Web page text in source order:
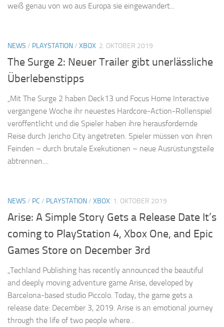
weiß genau von wo aus Europa sie eingewandert...
NEWS / PLAYSTATION/ XBOX 2. OKTOBER 2019
The Surge 2: Neuer Trailer gibt unerlässliche
Überlebenstipps
„Mit The Surge 2 haben Deck13 und Focus Home Interactive
vergangene Woche ihr neuestes Hardcore-Action-Rollenspiel
veröffentlicht und die Spieler haben ihre herausfordernde
Reise durch Jericho City angetreten. Spieler müssen von ihren
Feinden – durch brutale Exekutionen – neue Ausrüstungsteile
abtrennen....
NEWS / PC / PLAYSTATION/ XBOX 1. OKTOBER 2019
Arise: A Simple Story Gets a Release Date It’s
coming to PlayStation 4, Xbox One, and Epic
Games Store on December 3rd
„Techland Publishing has recently announced the beautiful
and deeply moving adventure game Arise, developed by
Barcelona-based studio Piccolo. Today, the game gets a
release date: December 3, 2019. Arise is an emotional journey
through the life of two people where...